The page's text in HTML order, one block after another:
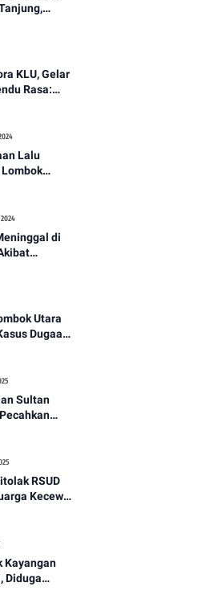
Tingkat
KLU, Gelar
Rasa:
Dayan
Lalu
2024
di
Utara
Dugaan
Sultan
RSUD
Kecewa
Kayangan
Diduga